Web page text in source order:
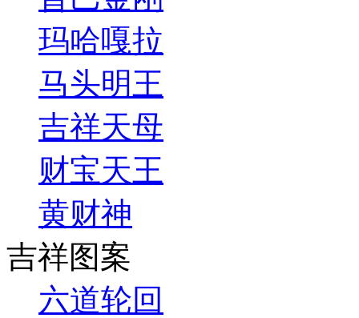
玛哈嘎拉
马头明王
吉祥天母
财宝天王
黄财神
吉祥图案
六道轮回